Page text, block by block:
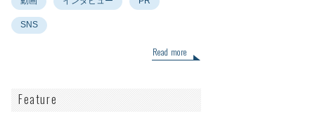
SNS
Read more
Feature